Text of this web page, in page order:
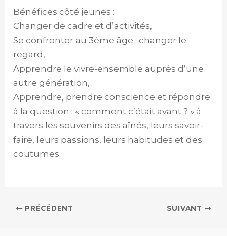
Bénéfices côté jeunes :
Changer de cadre et d’activités,
Se confronter au 3ème âge : changer le
regard,
Apprendre le vivre-ensemble auprès d’une
autre génération,
Apprendre, prendre conscience et répondre
à la question : « comment c’était avant ? » à
travers les souvenirs des aînés, leurs savoir-
faire, leurs passions, leurs habitudes et des
coutumes.
PRÉCÉDENT SUIVANT